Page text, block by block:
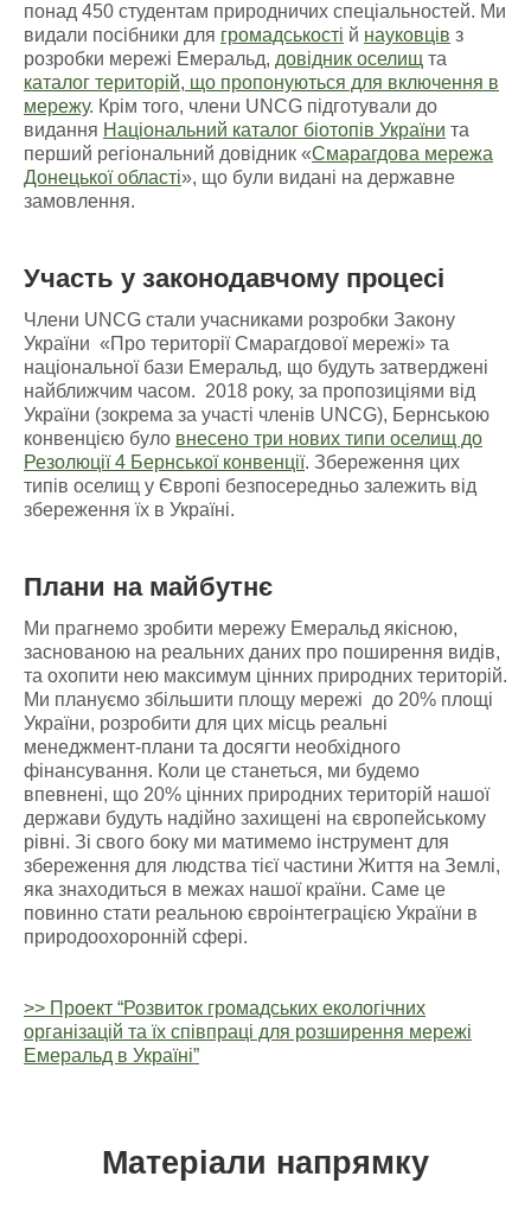
понад 450 студентам природничих спеціальностей. Ми
видали посібники для громадськості й науковців з
розробки мережі Емеральд, довідник оселищ та
каталог територій, що пропонуються для включення в
мережу. Крім того, члени UNCG підготували до
видання Національний каталог біотопів України та
перший регіональний довідник «Смарагдова мережа
Донецької області», що були видані на державне
замовлення.
Участь у законодавчому процесі
Члени UNCG стали учасниками розробки Закону
України «Про території Смарагдової мережі» та
національної бази Емеральд, що будуть затверджені
найближчим часом. 2018 року, за пропозиціями від
України (зокрема за участі членів UNCG), Бернською
конвенцією було внесено три нових типи оселищ до
Резолюції 4 Бернської конвенції. Збереження цих
типів оселищ у Європі безпосередньо залежить від
збереження їх в Україні.
Плани на майбутнє
Ми прагнемо зробити мережу Емеральд якісною,
заснованою на реальних даних про поширення видів,
та охопити нею максимум цінних природних територій.
Ми плануємо збільшити площу мережі до 20% площі
України, розробити для цих місць реальні
менеджмент-плани та досягти необхідного
фінансування. Коли це станеться, ми будемо
впевнені, що 20% цінних природних територій нашої
держави будуть надійно захищені на європейському
рівні. Зі свого боку ми матимемо інструмент для
збереження для людства тієї частини Життя на Землі,
яка знаходиться в межах нашої країни. Саме це
повинно стати реальною євроінтеграцією України в
природоохоронній сфері.
>> Проект “Розвиток громадських екологічних
організацій та їх співпраці для розширення мережі
Емеральд в Україні”
Матеріали напрямку